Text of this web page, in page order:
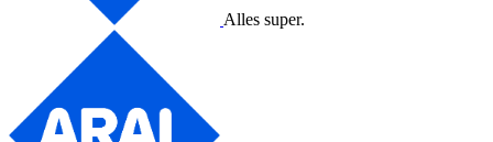
Alles super.